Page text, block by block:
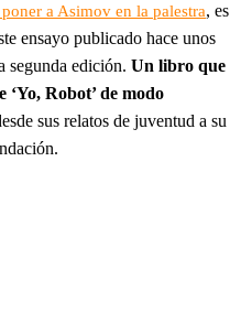
a Asimov en la palestra, es
ensayo publicado hace unos
segunda edición. Un libro que
Robot’ de modo
sus relatos de juventud a su